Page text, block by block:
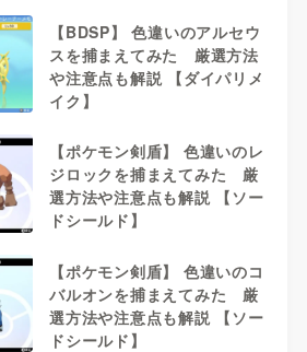
【BDSP】 色違いのアルセウ
スを捕まえてみた 厳選方法
や注意点も解説 【ダイパリメ
イク】
【ポケモン剣盾】 色違いのレ
ジロックを捕まえてみた 厳
選方法や注意点も解説 【ソー
ドシールド】
【ポケモン剣盾】 色違いのコ
バルオンを捕まえてみた 厳
選方法や注意点も解説 【ソー
ドシールド】